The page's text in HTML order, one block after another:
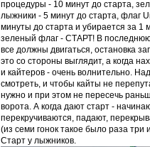
процедуры - 10 минут до старта,
лыжники - 5 минут до старта, флаг
минуты до старта и убирается за 1
зеленый флаг - СТАРТ! В
все должны двигаться, остановка
это со стороны выглядит, а когда
и кайтеров - очень волнительно.
смотреть, и чтобы кайты не
нужно и при этом не пересечь
ворота. А когда дают старт -
перекручиваются, падают,
(из семи гонок такое было раза три
Старт у лыжников.